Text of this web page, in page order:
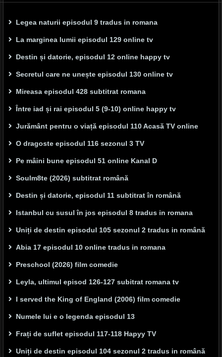
Legea naturii episodul 9 tradus in romana
La marginea lumii episodul 129 online tv
Destin și datorie, episodul 12 online happy tv
Secretul care ne unește episodul 130 online tv
Mireasa episodul 428 subtitrat romana
Între iad și rai episodul 5 (9-10) online happy tv
Jurământ pentru o viață episodul 110 Acasă TV online
O dragoste episodul 116 sezonul 3 TV
Pe mâini bune episodul 51 online Kanal D
Soulm8te (2026) subtitrat română
Destin și datorie, episodul 11 subtitrat în română
Istanbul cu susul în jos episodul 8 tradus in romana
Uniți de destin episodul 105 sezonul 2 tradus in română
Abia 17 episodul 10 online tradus in romana
Preschool (2026) film comedie
Leyla, ultimul episod 126-127 subitrat romana tv
I served the King of England (2006) film comedie
Numele lui e o legenda episodul 13
Frați de suflet episodul 117-118 Hapyy TV
Uniți de destin episodul 104 sezonul 2 tradus in română